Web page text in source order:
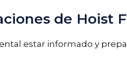
de Hoist
estar informado y